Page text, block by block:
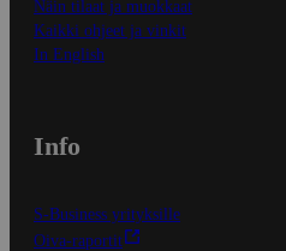
Näin tilaat ja muokkaat
Kaikki ohjeet ja vinkit
In English
Info
S-Business yrityksille
Oiva-raportit